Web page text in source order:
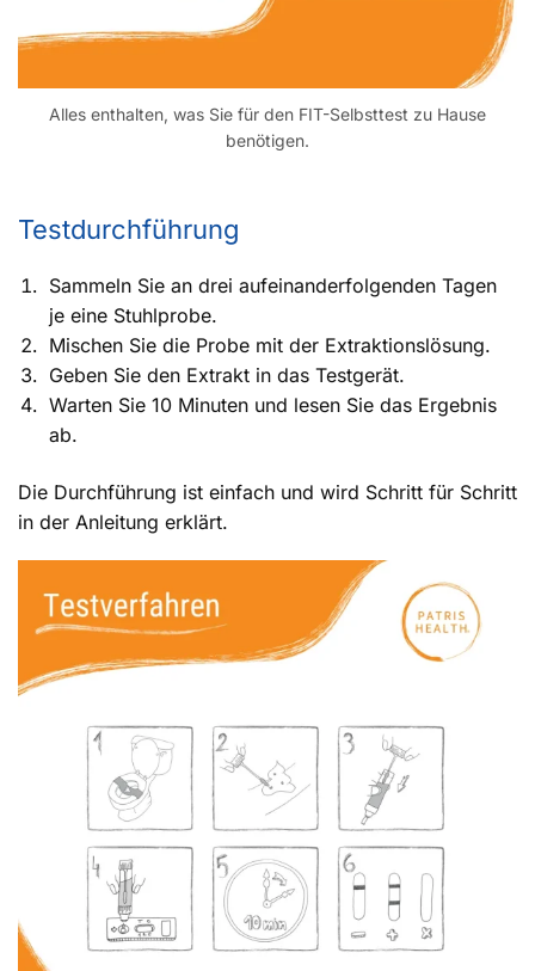
Alles enthalten, was Sie für den FIT-Selbsttest zu Hause
benötigen.
Testdurchführung
Sammeln Sie an drei aufeinanderfolgenden Tagen
je eine Stuhlprobe.
Mischen Sie die Probe mit der Extraktionslösung.
Geben Sie den Extrakt in das Testgerät.
Warten Sie 10 Minuten und lesen Sie das Ergebnis
ab.
Die Durchführung ist einfach und wird Schritt für Schritt
in der Anleitung erklärt.